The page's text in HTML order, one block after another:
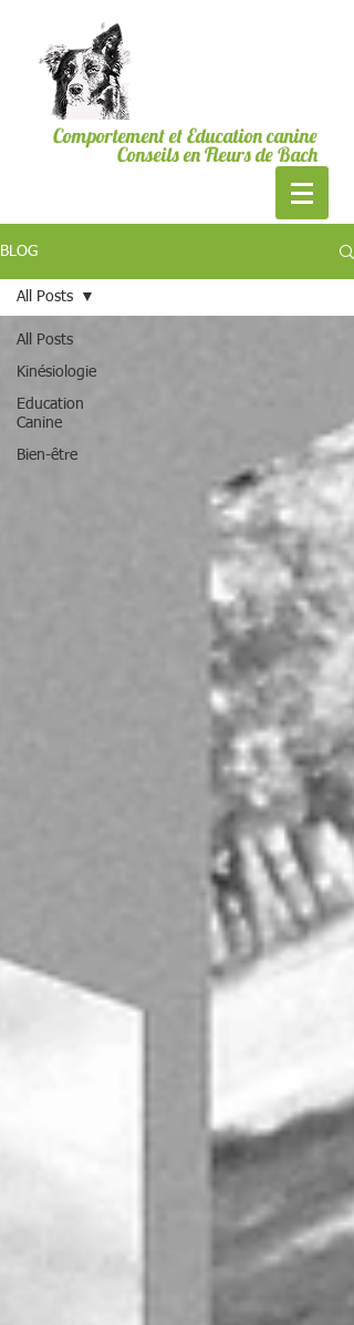
Comportement et Education canine
Conseils en Fleurs de Bach
BLOG
All Posts
Kinésiologie
Education
Canine
Bien-être
All Posts